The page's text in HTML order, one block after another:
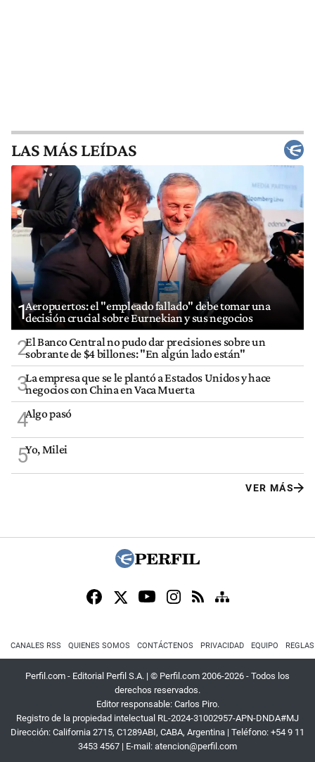
LAS MÁS LEÍDAS
1Aeropuertos: el "empleado fallado" debe tomar una
decisión crucial sobre Eurnekian y sus negocios
2El Banco Central no pudo dar precisiones sobre un
sobrante de $4 billones: "En algún lado están"
3La empresa que se le plantó a Estados Unidos y hace
negocios con China en Vaca Muerta
4Algo pasó
5Yo, Milei
VER MÁS
CANALES RSS QUIENES SOMOS CONTÁCTENOS PRIVACIDAD EQUIPO
Perfil.com - Editorial Perfil S.A. | © Perfil.com 2006-2026 - Todos los
derechos reservados.
Editor responsable: Carlos Piro.
Registro de la propiedad intelectual RL-2024-31002957-APN-DNDA#MJ
Dirección: California 2715, C1289ABI, CABA, Argentina | Teléfono: +54 9 11
3453 4567 | E-mail: atencion@perfil.com